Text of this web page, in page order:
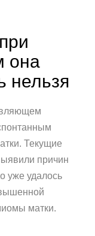
она
нельзя
Текущие
причин
уже удалось
матки.